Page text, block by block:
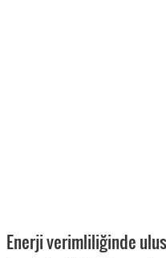
Enerji verimliliğinde